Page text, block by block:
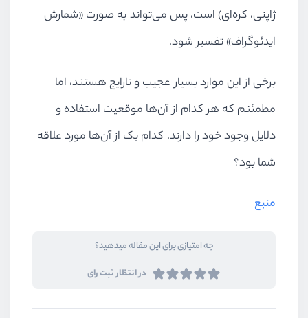
ژاپنی، کره‌ای) است، پس می‌تواند به صورت «شمارش
ایدئوگراف»‌ تفسیر شود.
برخی از این موارد بسیار عجیب و نارایج هستند، اما
مطمئنم که هر کدام از آن‌ها موقعیت استفاده و
دلایل وجود خود را دارند. کدام یک از آن‌ها مورد علاقه
شما بود؟
منبع
چه امتیازی برای این مقاله میدهید؟
در انتظار ثبت رای